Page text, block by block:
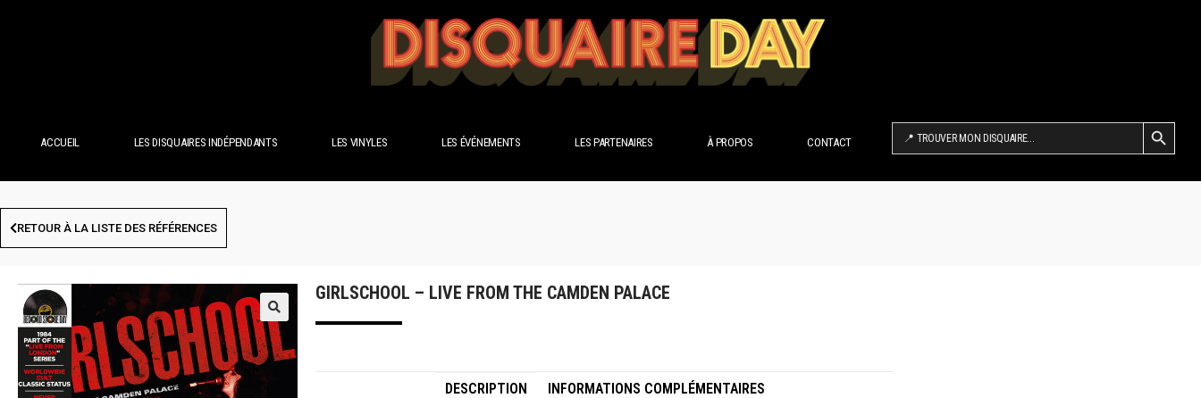
ACCUEIL LES DISQUAIRES INDÉPENDANTS LES VINYLES LES ÉVÉNEMENTS LES PARTENAIRES À PROPOS CONTACT
Search
for:
SEARCH BUTTON
RETOUR À LA LISTE DES RÉFÉRENCES
GIRLSCHOOL – LIVE FROM THE CAMDEN PALACE
DESCRIPTION INFORMATIONS COMPLÉMENTAIRES